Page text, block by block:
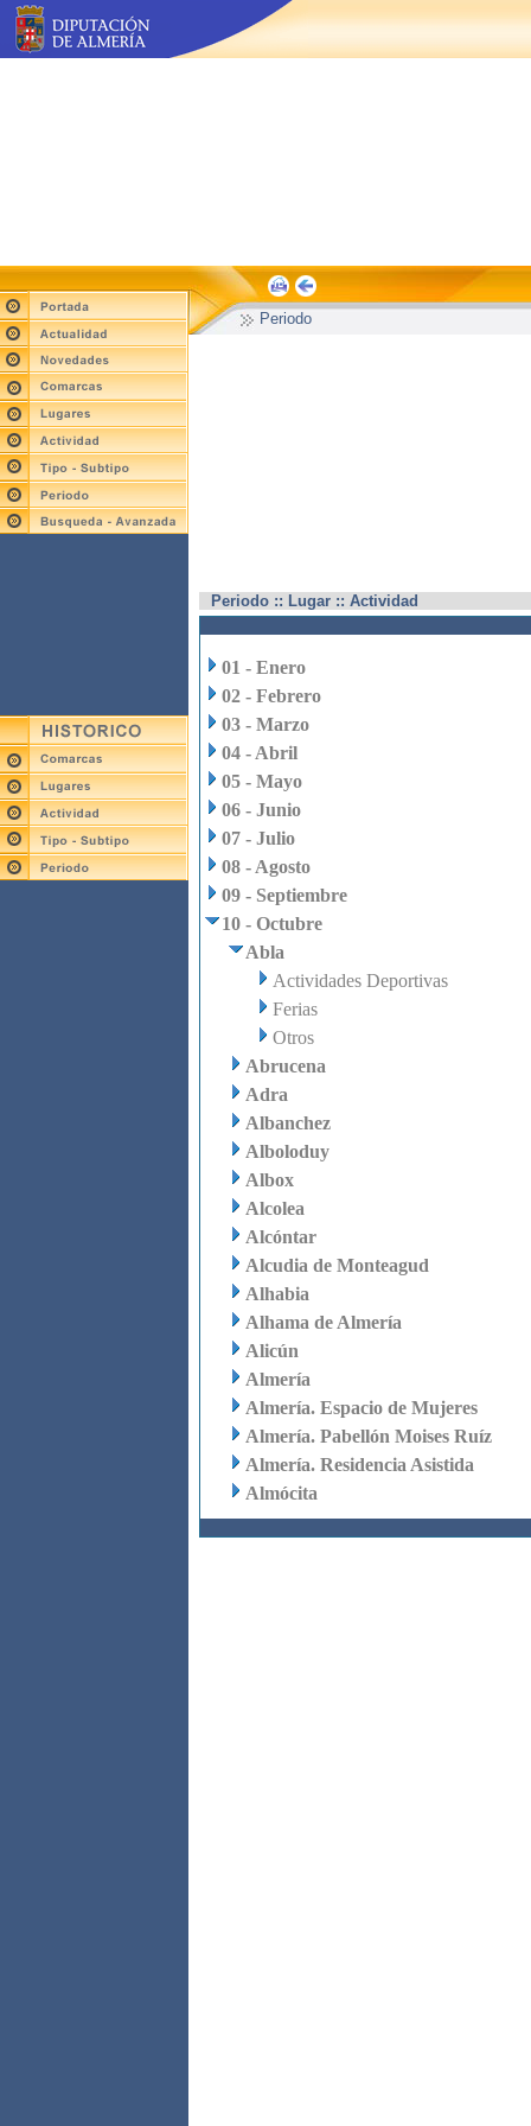
Periodo
Periodo :: Lugar :: Actividad
01 - Enero
02 - Febrero
03 - Marzo
04 - Abril
05 - Mayo
06 - Junio
07 - Julio
08 - Agosto
09 - Septiembre
10 - Octubre
Abla
Actividades Deportivas
Ferias
Otros
Abrucena
Adra
Albanchez
Alboloduy
Albox
Alcolea
Alcóntar
Alcudia de Monteagud
Alhabia
Alhama de Almería
Alicún
Almería
Almería. Espacio de Mujeres
Almería. Pabellón Moises Ruíz
Almería. Residencia Asistida
Almócita